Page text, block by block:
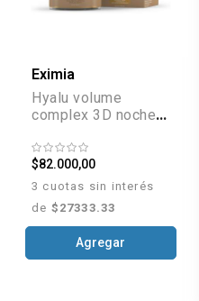
Eximia
Hyalu volume
complex 3D noche
50 g
$82.000,00
3 cuotas sin interés
de $27333.33
Agregar